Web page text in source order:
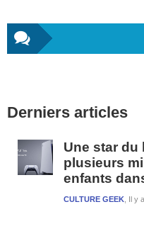
latérale
Derniers articles
Une star du
plusieurs
enfants
Il y
CULTURE GEEK